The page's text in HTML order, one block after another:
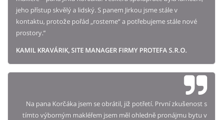
jeho přístup skvělý a lidský. S panem Jirkou jsme stále v
kontaktu, protože pořád „rosteme“ a potřebujeme stále nové
prostory.“
KAMIL KRAVÁRIK, SITE MANAGER FIRMY PROTEFA S.R.O.
Na pana Korčáka jsem se obrátil, již potřetí. První zkušenost s
tímto výborným makléřem jsem měl ohledně pronájmu bytu v